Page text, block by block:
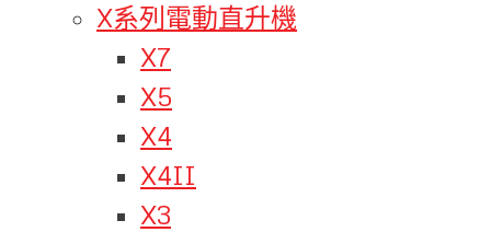
X系列電動直升機
X7
X5
X4
X4II
X3